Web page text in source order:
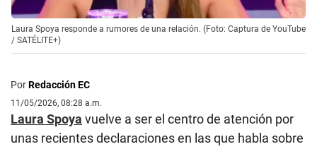
Laura Spoya responde a rumores de una relación. (Foto: Captura de YouTube
/ SATÉLITE+)
PorRedacción EC
11/05/2026, 08:28 a.m.
Laura Spoya vuelve a ser el centro de atención por
unas recientes declaraciones en las que habla sobre